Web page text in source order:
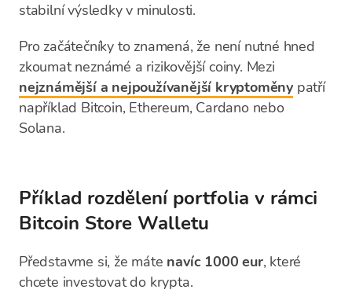
stabilní výsledky v minulosti.
Pro začátečníky to znamená, že není nutné hned
zkoumat neznámé a rizikovější coiny. Mezi
nejznámější a nejpoužívanější kryptoměny patří
například Bitcoin, Ethereum, Cardano nebo
Solana.
Příklad rozdělení portfolia v rámci
Bitcoin Store Walletu
Představme si, že máte navíc 1000 eur, které
chcete investovat do krypta.